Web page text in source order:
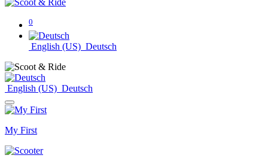
0
English (US) Deutsch
English (US) Deutsch
My First